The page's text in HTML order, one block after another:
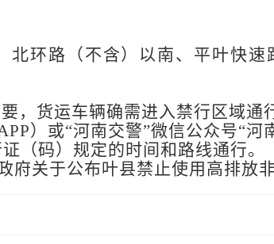
北环路（不含）以南、平叶快
，货运车辆确需进入禁行区域
）或“河南交警”微信公众号“
（码）规定的时间和路线通行。
府关于公布叶县禁止使用高排放